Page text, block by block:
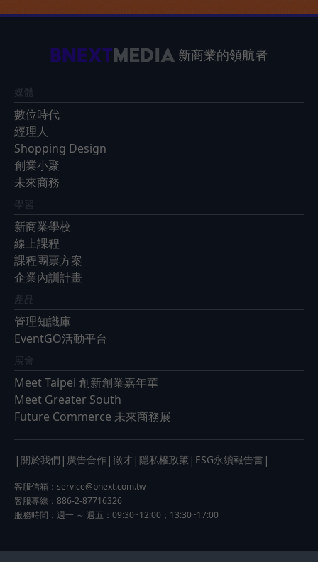
新商業的領航者
媒體
數位時代
經理人
Shopping Design
創業小聚
未來商務
學習
新商業學校
線上課程
課程團票方案
企業內訓計畫
產品
管理知識庫
EventGO活動平台
展會
Meet Taipei 創新創業嘉年華
Meet Greater South
Future Commerce 未來商務展
| 關於我們 | 廣告合作 | 徵才 | 隱私權政策 | ESG永續報告書 |
客服信箱： service@bnext.com.tw
客服專線：886-2-87716326
服務時間：週一 ～ 週五：09:30~12:00；13:30~17:00